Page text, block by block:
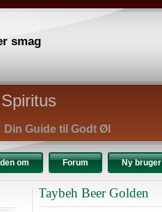
smag
Spiritus
Din Guide til Godt Øl
om Forum Ny bruger
Taybeh Beer Golden